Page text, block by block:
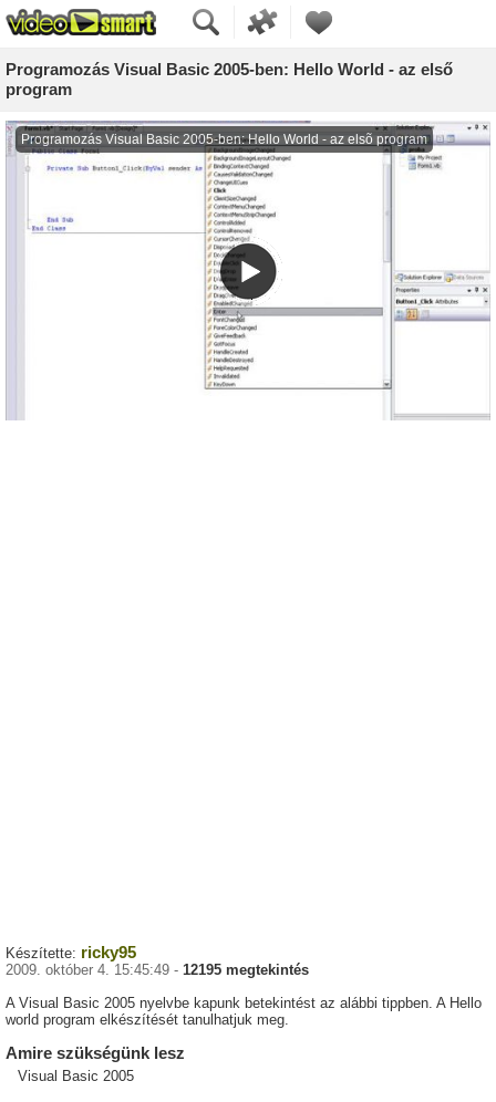
Programozás Visual Basic 2005-ben: Hello World - az első
program
Készítette: ricky95
2009. október 4. 15:45:49 - 12195 megtekintés
A Visual Basic 2005 nyelvbe kapunk betekintést az alábbi tippben. A Hello
world program elkészítését tanulhatjuk meg.
Amire szükségünk lesz
Visual Basic 2005